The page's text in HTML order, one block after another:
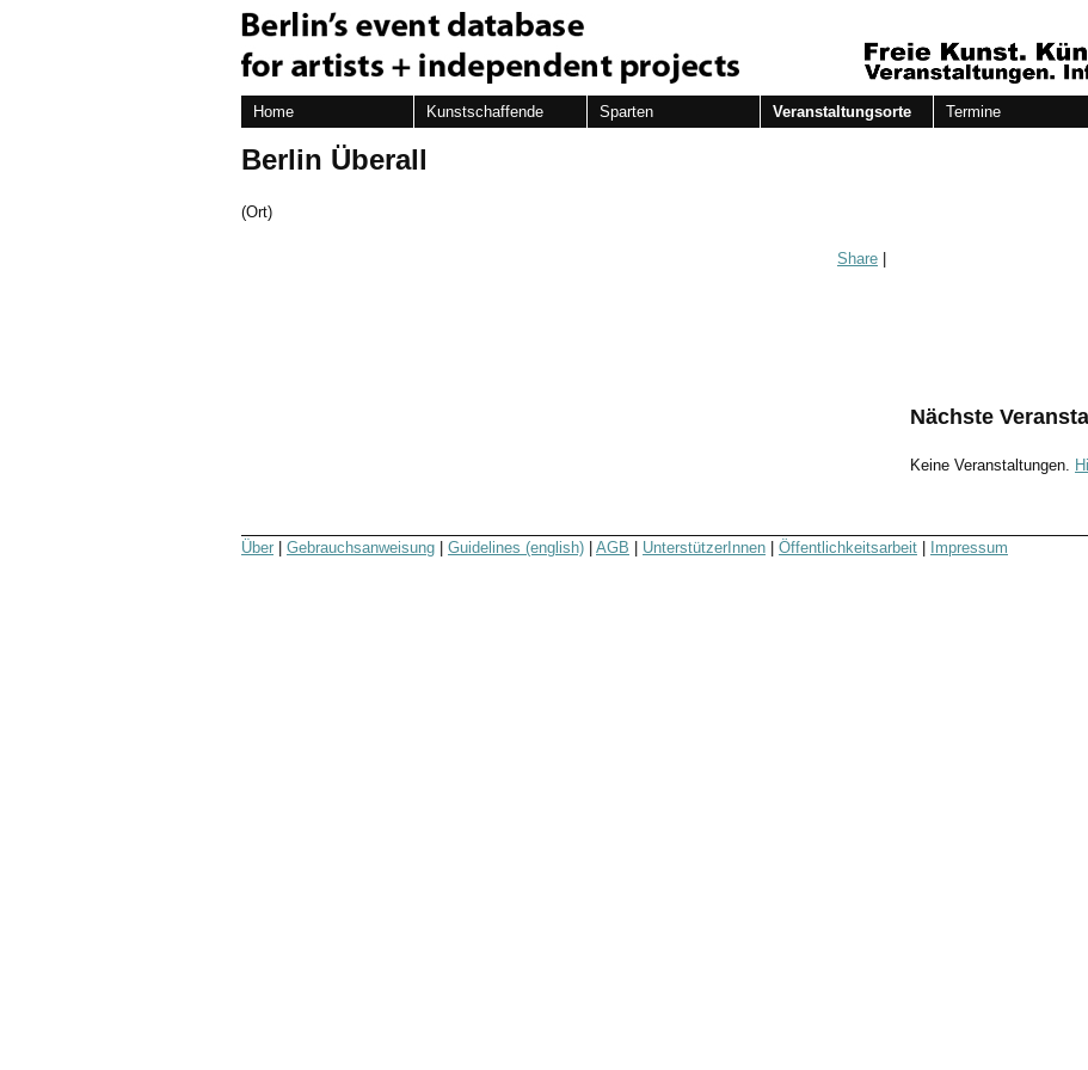
Home Kunstschaffende Sparten Veranstaltungsorte Termine
Berlin Überall
(Ort)
Share
Nächste
Keine Veranstaltungen.
Über Gebrauchsanweisung Guidelines (english) AGB UnterstützerInnen Öffentlichkeitsarbeit Impressum